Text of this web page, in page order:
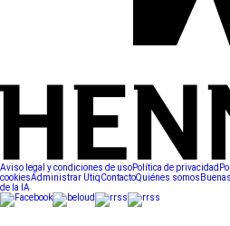
Aviso legal y condiciones de usoPolítica de privacidad
cookiesAdministrar UtiqContactoQuiénes somos
de la IA